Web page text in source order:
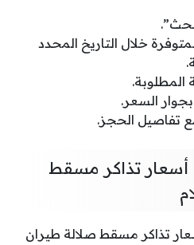
خلال التاريخ المحدد
المطلوبة.
السعر.
تفاصيل الحجز.
أسعار تذاكر مسقط
تذاكر مسقط صلالة طيران